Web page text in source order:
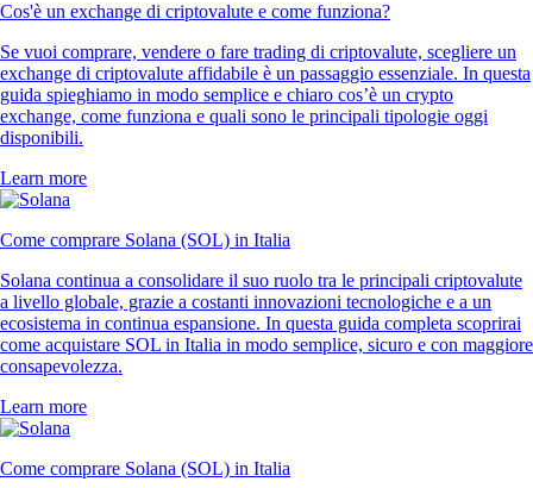
Cos'è un exchange di criptovalute e come funziona?
Se vuoi comprare, vendere o fare trading di criptovalute, scegliere un
exchange di criptovalute affidabile è un passaggio essenziale. In questa
guida spieghiamo in modo semplice e chiaro cos’è un crypto
exchange, come funziona e quali sono le principali tipologie oggi
disponibili.
Learn more
Come comprare Solana (SOL) in Italia
Solana continua a consolidare il suo ruolo tra le principali criptovalute
a livello globale, grazie a costanti innovazioni tecnologiche e a un
ecosistema in continua espansione. In questa guida completa scoprirai
come acquistare SOL in Italia in modo semplice, sicuro e con maggiore
consapevolezza.
Learn more
Come comprare Solana (SOL) in Italia